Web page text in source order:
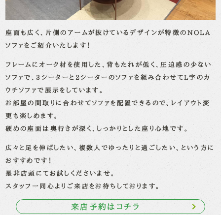
座面も広く、片側のアームが抜けているデザインが特徴の NOLA
ソファをご紹介いたします！
フレームにオーク材を使用した、背もたれが低く、圧迫感の少ない
ソファで、3シーターと2シーターのソファを組み合わせてL字のカ
ウチソファで展示をしています。
お部屋の間取りに合わせてソファを配置できるので、レイアウト変
更も楽しめます。
硬めの座面は奥行きが深く、しっかりとした座り心地です。
広々と足を伸ばしたい、複数人でゆったりと過ごしたい、という方に
おすすめです！
是非店頭にてお試しくださいませ。
スタッフ一同心よりご来店をお待ちしております。
来店予約はコチラ